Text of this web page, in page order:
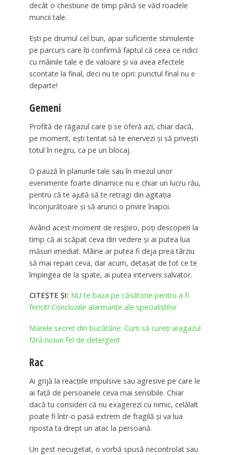
decât o chestiune de timp până se văd roadele
muncii tale.
Eşti pe drumul cel bun, apar suficiente stimulente
pe parcurs care îţi confirmă faptul că ceea ce ridici
cu mâinile tale e de valoare şi va avea efectele
scontate la final, deci nu te opri: punctul final nu e
departe!
Gemeni
Profită de răgazul care ţi se oferă azi, chiar dacă,
pe moment, eşti tentat să te enervezi şi să priveşti
totul în negru, ca pe un blocaj.
O pauză în planurile tale sau în miezul unor
evenimente foarte dinamice nu e chiar un lucru rău,
pentru că te ajută să te retragi din agitaţia
înconjurătoare şi să arunci o privire înapoi.
Având acest moment de respiro, poţi descoperi la
timp că ai scăpat ceva din vedere şi ai putea lua
măsuri imediat. Mâine ar putea fi deja prea târziu
să mai repari ceva, dar acum, detaşat de tot ce te
împingea de la spate, ai putea interveni salvator.
CITEȘTE ȘI: NU te baza pe căsătorie pentru a fi
fericit! Concluziile alarmante ale specialiștilor
Marele secret din bucătărie: Cum să cureți aragazul
fără niciun fel de detergent
Rac
Ai grijă la reacţiile impulsive sau agresive pe care le
ai faţă de persoanele ceva mai sensibile. Chiar
dacă tu consideri că nu exagerezi cu nimic, celălalt
poate fi într-o pasă extrem de fragilă şi va lua
riposta ta drept un atac la persoană.
Un gest necugetat, o vorbă spusă necontrolat sau